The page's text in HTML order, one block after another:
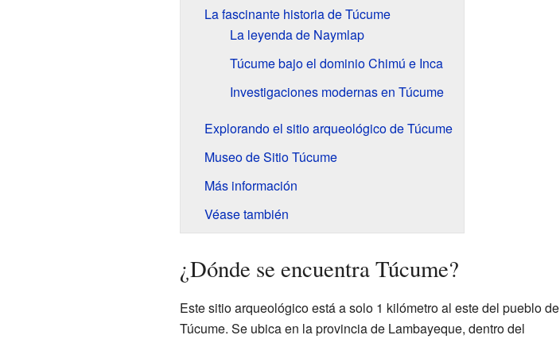
La fascinante historia de Túcume
La leyenda de Naymlap
Túcume bajo el dominio Chimú e Inca
Investigaciones modernas en Túcume
Explorando el sitio arqueológico de Túcume
Museo de Sitio Túcume
Más información
Véase también
¿Dónde se encuentra Túcume?
Este sitio arqueológico está a solo 1 kilómetro al este del pueblo de
Túcume. Se ubica en la provincia de Lambayeque, dentro del